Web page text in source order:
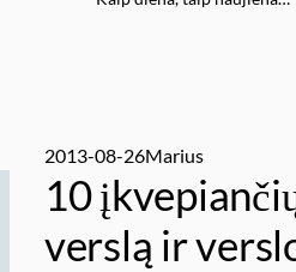
2013-08-26Marius
10
verslą ir